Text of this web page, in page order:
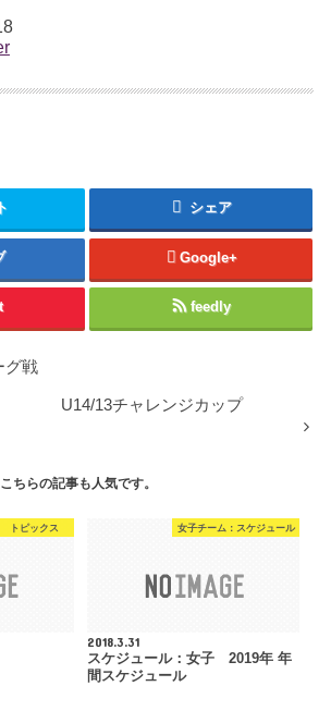
シェア
Google+
feedly
グ戦
U14/13チャレンジカップ
こちらの記事も人気です。
トピックス 女子チーム：スケジュール
2018.3.31
スケジュール：女子 2019年 年
間スケジュール